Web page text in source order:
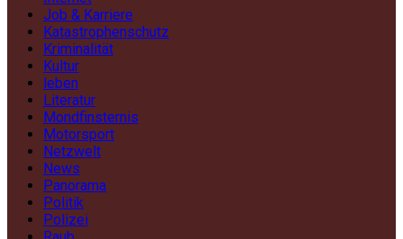
Job & Karriere
Katastrophenschutz
Kriminalität
Kultur
leben
Literatur
Mondfinsternis
Motorsport
Netzwelt
News
Panorama
Politik
Polizei